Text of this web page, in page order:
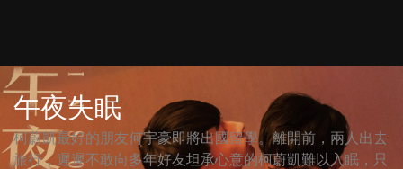
午夜失眠
柯蔚凱最好的朋友何宇豪即將出國留學。離開前，兩人出去
旅行，遲遲不敢向多年好友坦承心意的柯蔚凱難以入眠，只